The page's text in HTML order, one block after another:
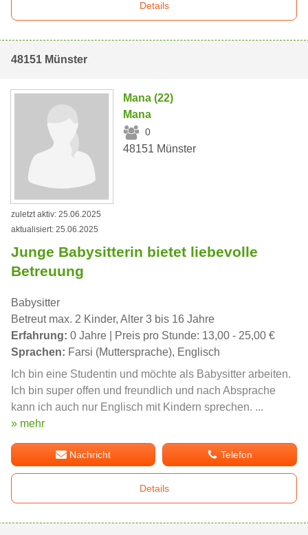
Details
48151 Münster
Mana (22)
Mana
0
48151 Münster
zuletzt aktiv: 25.06.2025
aktualisiert: 25.06.2025
Junge Babysitterin bietet liebevolle
Betreuung
Babysitter
Betreut max. 2 Kinder, Alter 3 bis 16 Jahre
Erfahrung: 0 Jahre | Preis pro Stunde: 13,00 - 25,00 €
Sprachen: Farsi (Muttersprache), Englisch
Ich bin eine Studentin und möchte als Babysitter arbeiten.
Ich bin super offen und freundlich und nach Absprache
kann ich auch nur Englisch mit Kindern sprechen. ...
» mehr
Nachricht Telefon
Details